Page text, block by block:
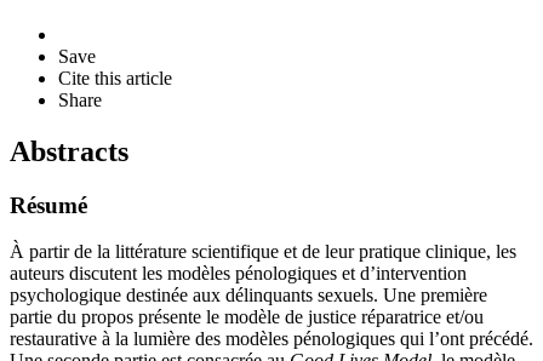
Save
Cite this article
Share
Abstracts
Résumé
À partir de la littérature scientifique et de leur pratique clinique, les
auteurs discutent les modèles pénologiques et d’intervention
psychologique destinée aux délinquants sexuels. Une première
partie du propos présente le modèle de justice réparatrice et/ou
restaurative à la lumière des modèles pénologiques qui l’ont précédé.